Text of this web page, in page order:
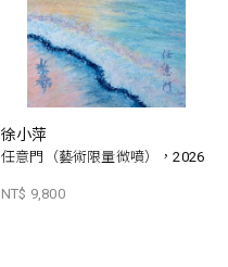
徐小萍
任意門（藝術限量微噴），2026
NT$ 9,800